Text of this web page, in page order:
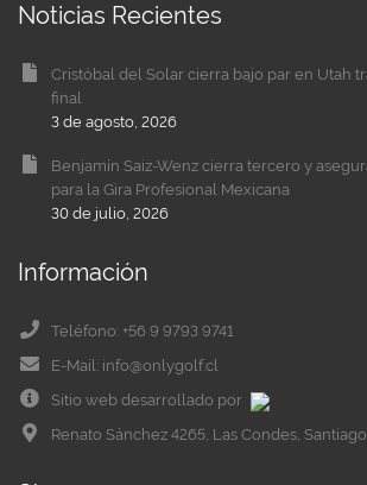
Noticias Recientes
Cristóbal del Solar cierra bajo par en Utah
final
3 de agosto, 2026
Benjamín Saiz-Wenz cierra tercero y
para la Gira Profesional Mexicana
30 de julio, 2026
Información
Teléfono: +56 9 9793 9741
E-Mail: info@onlygolf.cl
Sitio web desarrollado por
Renato Sánchez 4265, Las Condes,